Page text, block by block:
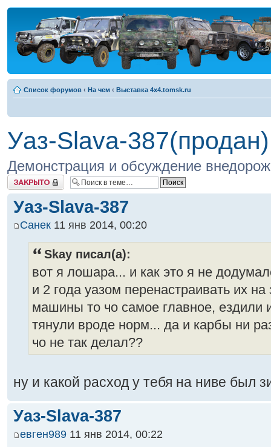
Список форумов ‹ На чем ‹ Выставка 4x4.tomsk.ru
Уаз-Slava-387(продан)
Демонстрация и обсуждение
Закрыто
Уаз-Slava-387
Санек 11 янв 2014, 00:20
Skay писал(а):
вот я лошара... и как это я не
и 2 года уазом перенастраивать их
машины то чо самое главное, ездили
тянули вроде норм... да и карбы ни
чо не так делал??
ну и какой расход у тебя на ниве был
Уаз-Slava-387
евген989 11 янв 2014, 00:22